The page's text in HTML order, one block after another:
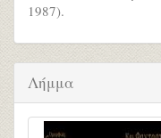
1987).
Λήμμα